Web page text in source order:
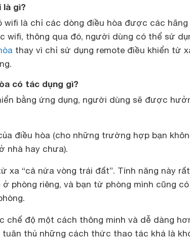
là gì?
wifi là chỉ các dòng điều hòa được các hãng
wifi, thông qua đó, người dùng có thể sử
thay vì chỉ sử dụng remote điều khiển từ
có tác dụng gì?
bằng ứng dụng, người dùng sẽ được
điều hòa (cho những trường hợp bạn
nhà hay chưa).
xa “cả nửa vòng trái đất”. Tính năng này
phòng riêng, và bạn từ phòng mình cũng
chế độ một cách thông minh và dễ dàng
tuân thủ những cách thức thao tác khá là